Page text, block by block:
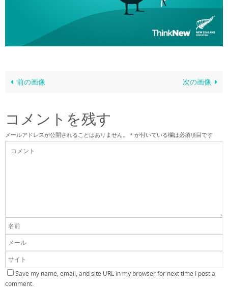
前の画像 次の画像
コメントを残す
メールアドレスが公開されることはありません。 * が付いている欄は必須項目です
Save my name, email, and site URL in my browser for next time I post a
comment.